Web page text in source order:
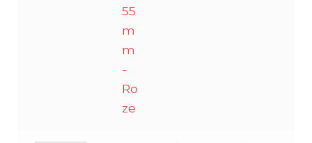
55
m
m
-
Ro
ze